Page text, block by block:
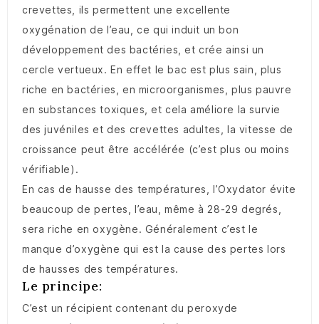
crevettes, ils permettent une excellente
oxygénation de l’eau, ce qui induit un bon
développement des bactéries, et crée ainsi un
cercle vertueux. En effet le bac est plus sain, plus
riche en bactéries, en microorganismes, plus pauvre
en substances toxiques, et cela améliore la survie
des juvéniles et des crevettes adultes, la vitesse de
croissance peut être accélérée (c’est plus ou moins
vérifiable).
En cas de hausse des températures, l’Oxydator évite
beaucoup de pertes, l’eau, même à 28-29 degrés,
sera riche en oxygène. Généralement c’est le
manque d’oxygène qui est la cause des pertes lors
de hausses des températures.
Le principe:
C’est un récipient contenant du peroxyde